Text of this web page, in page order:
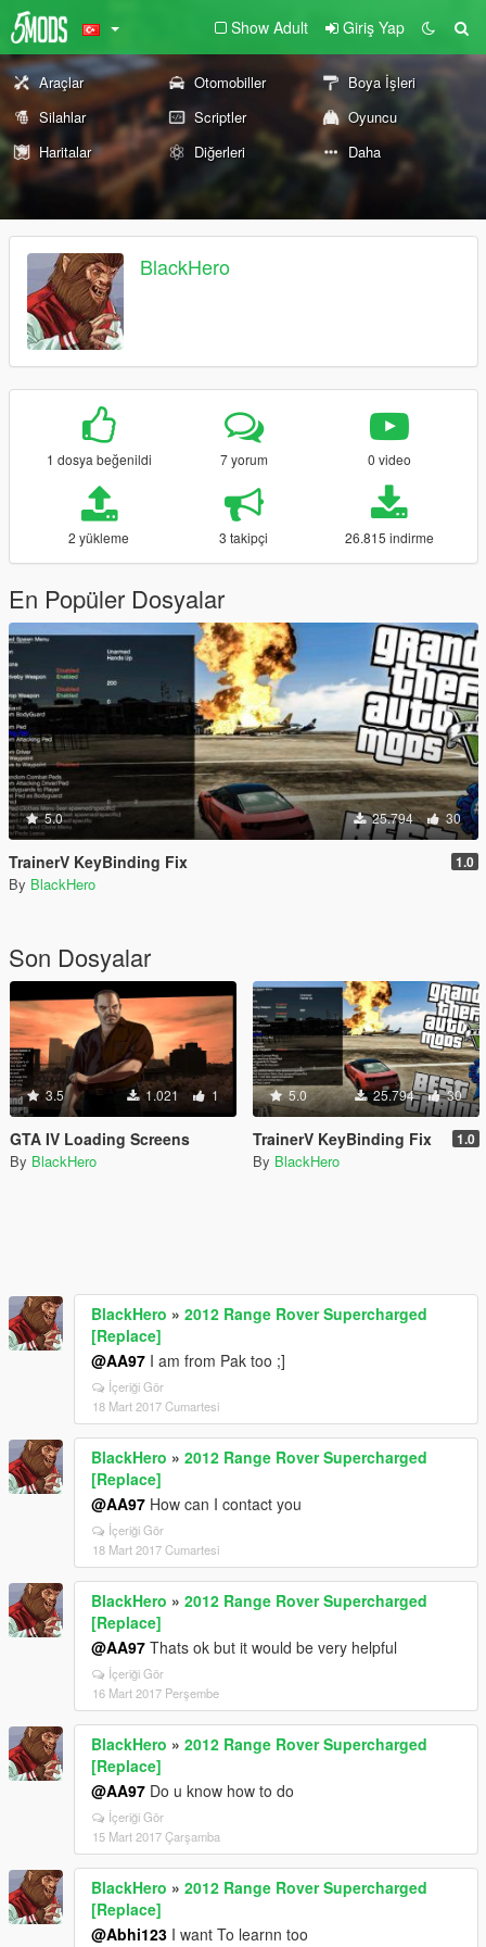
Show Adult Giriş Yap
Araçlar Otomobiller
Boya İşleri
Silahlar
Scriptler
Oyuncu
Haritalar
Diğerleri Daha
BlackHero
1 dosya beğenildi 7 yorum 0 video
2 yükleme 3 takipçi 26.815 indirme
En Popüler Dosyalar
5.0 25.794 30
TrainerV KeyBinding Fix 1.0
By BlackHero
Son Dosyalar
3.5 1.021 1
GTA IV Loading Screens
By BlackHero
5.0 25.794 30
TrainerV KeyBinding Fix 1.0
By BlackHero
BlackHero » 2012 Range Rover Supercharged
[Replace]
@AA97 I am from Pak too ;]
İçeriği Gör
18 Mart 2017 Cumartesi
BlackHero » 2012 Range Rover Supercharged
[Replace]
@AA97 How can I contact you
İçeriği Gör
18 Mart 2017 Cumartesi
BlackHero » 2012 Range Rover Supercharged
[Replace]
@AA97 Thats ok but it would be very helpful
İçeriği Gör
16 Mart 2017 Perşembe
BlackHero » 2012 Range Rover Supercharged
[Replace]
@AA97 Do u know how to do
İçeriği Gör
15 Mart 2017 Çarşamba
BlackHero » 2012 Range Rover Supercharged
[Replace]
@Abhi123 I want To learnn too